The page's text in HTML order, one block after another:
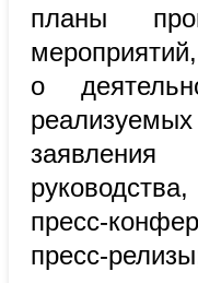
планы
о
пресс-
пресс-